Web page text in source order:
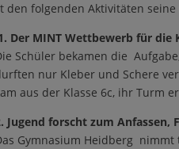
den folgenden Aktivitäten
Der MINT Wettbewerb für die
Schüler bekamen die
nur Kleber und Schere
aus der Klasse 6c, ihr Turm
Jugend forscht zum Anfassen,
Gymnasium Heidberg